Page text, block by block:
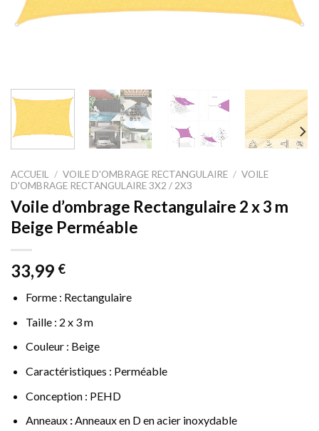
ACCUEIL / VOILE D'OMBRAGE RECTANGULAIRE / VOILE
D'OMBRAGE RECTANGULAIRE 3X2 / 2X3
Voile d’ombrage Rectangulaire 2 x 3 m
Beige Perméable
33,99 €
Forme : Rectangulaire
Taille : 2 x 3 m
Couleur : Beige
Caractéristiques : Perméable
Conception : PEHD
Anneaux:Anneaux en D en acier inoxydable